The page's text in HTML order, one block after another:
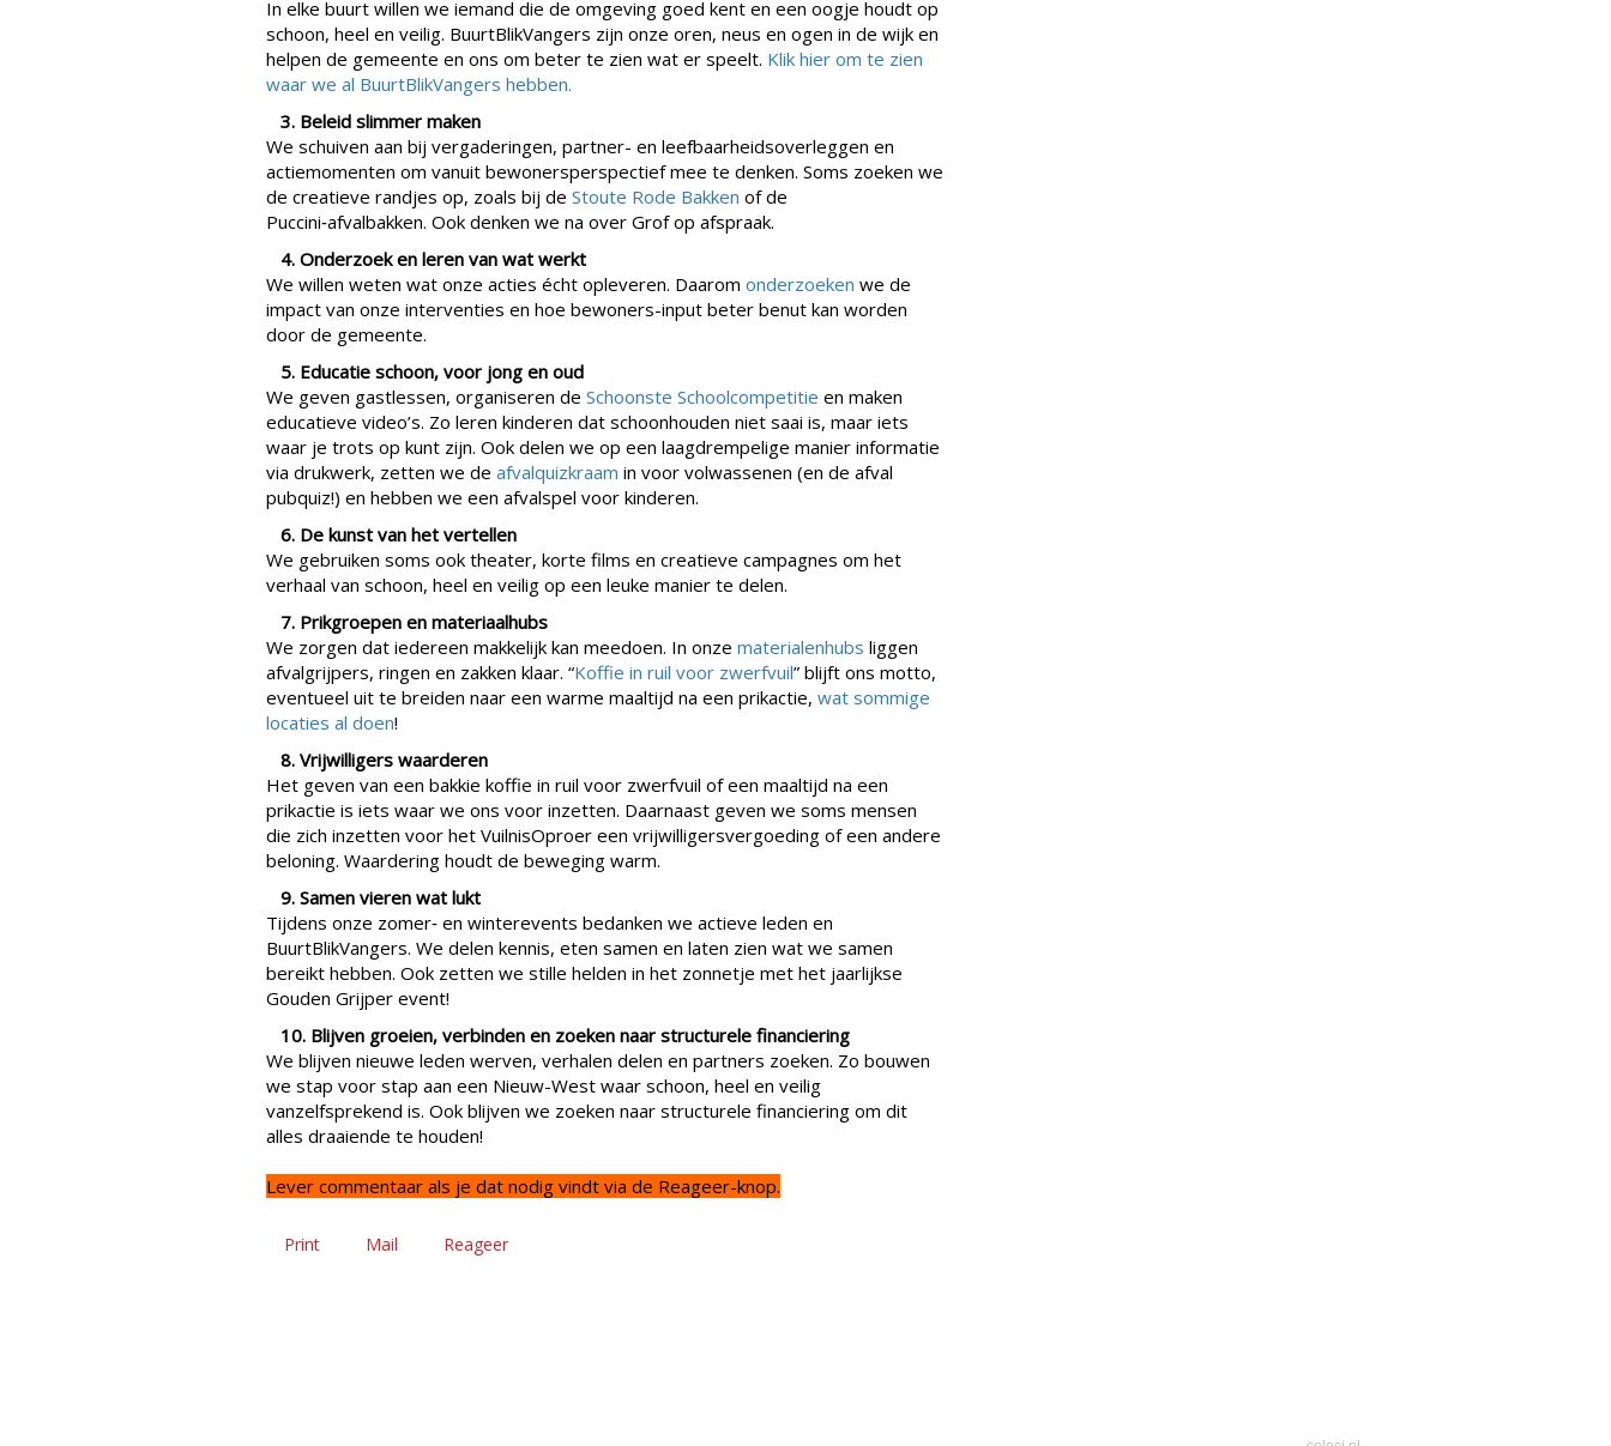
In elke buurt willen we iemand die de omgeving goed kent en een oogje houdt op
schoon, heel en veilig. BuurtBlikVangers zijn onze oren, neus en ogen in de wijk en
helpen de gemeente en ons om beter te zien wat er speelt. Klik hier om te zien
waar we al BuurtBlikVangers hebben.
3. Beleid slimmer maken
We schuiven aan bij vergaderingen, partner- en leefbaarheidsoverleggen en
actiemomenten om vanuit bewonersperspectief mee te denken. Soms zoeken we
de creatieve randjes op, zoals bij de Stoute Rode Bakken of de
Puccini‑afvalbakken. Ook denken we na over Grof op afspraak.
4. Onderzoek en leren van wat werkt
We willen weten wat onze acties écht opleveren. Daarom onderzoeken we de
impact van onze interventies en hoe bewoners-input beter benut kan worden
door de gemeente.
5. Educatie schoon, voor jong en oud
We geven gastlessen, organiseren de Schoonste Schoolcompetitie en maken
educatieve video’s. Zo leren kinderen dat schoonhouden niet saai is, maar iets
waar je trots op kunt zijn. Ook delen we op een laagdrempelige manier informatie
via drukwerk, zetten we de afvalquizkraam in voor volwassenen (en de afval
pubquiz!) en hebben we een afvalspel voor kinderen.
6. De kunst van het vertellen
We gebruiken soms ook theater, korte films en creatieve campagnes om het
verhaal van schoon, heel en veilig op een leuke manier te delen.
7. Prikgroepen en materiaalhubs
We zorgen dat iedereen makkelijk kan meedoen. In onze materialenhubs liggen
afvalgrijpers, ringen en zakken klaar. “Koffie in ruil voor zwerfvuil” blijft ons motto,
eventueel uit te breiden naar een warme maaltijd na een prikactie, wat sommige
locaties al doen!
8. Vrijwilligers waarderen
Het geven van een bakkie koffie in ruil voor zwerfvuil of een maaltijd na een
prikactie is iets waar we ons voor inzetten. Daarnaast geven we soms mensen
die zich inzetten voor het VuilnisOproer een vrijwilligersvergoeding of een andere
beloning. Waardering houdt de beweging warm.
9. Samen vieren wat lukt
Tijdens onze zomer‑ en winterevents bedanken we actieve leden en
BuurtBlikVangers. We delen kennis, eten samen en laten zien wat we samen
bereikt hebben. Ook zetten we stille helden in het zonnetje met het jaarlijkse
Gouden Grijper event!
10. Blijven groeien, verbinden en zoeken naar structurele financiering
We blijven nieuwe leden werven, verhalen delen en partners zoeken. Zo bouwen
we stap voor stap aan een Nieuw-West waar schoon, heel en veilig
vanzelfsprekend is. Ook blijven we zoeken naar structurele financiering om dit
alles draaiende te houden!
Lever commentaar als je dat nodig vindt via de Reageer-knop.
Print Mail Reageer